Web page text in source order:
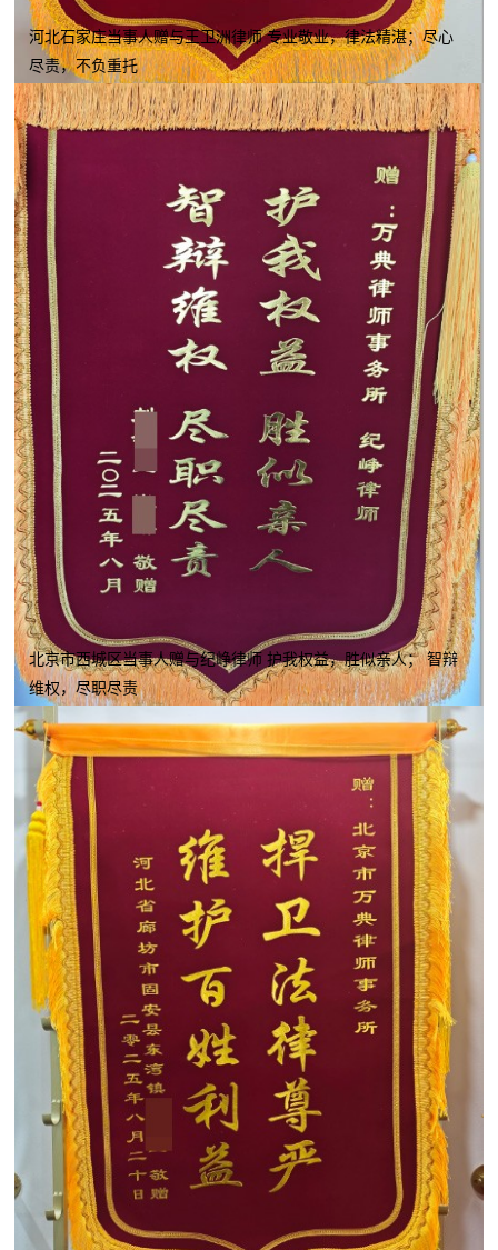
河北石家庄当事人赠与王卫洲律师 专业敬业，律法精湛；尽心
尽责，不负重托
北京市西城区当事人赠与纪峥律师 护我权益，胜似亲人； 智辩
维权，尽职尽责